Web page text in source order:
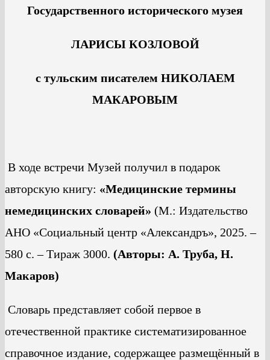
Государственного исторического музея
ЛАРИСЫ КОЗЛОВОЙ
с тульским писателем НИКОЛАЕМ
МАКАРОВЫМ
В ходе встречи Музей получил в подарок
авторскую книгу: «Медицинские термины
немедицинских словарей» (М.: Издательство
АНО «Социальный центр «Александръ», 2025. –
580 с. – Тираж 3000. (Авторы: А. Труба, Н.
Макаров)
Словарь представляет собой первое в
отечественной практике систематизированное
справочное издание, содержащее размещённый в